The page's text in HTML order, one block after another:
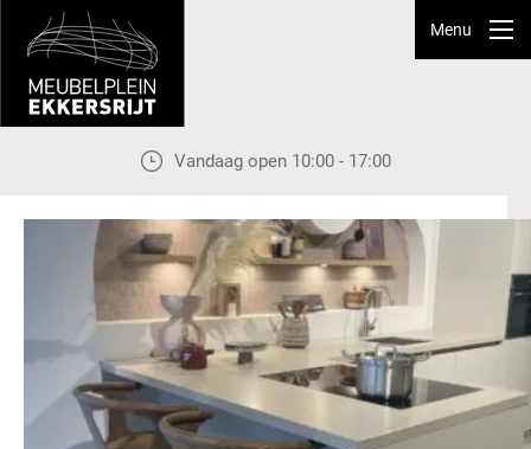
Menu
Vandaag open 10:00 - 17:00